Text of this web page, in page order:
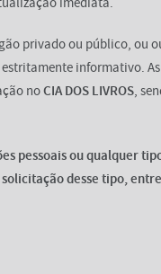
privado ou público, ou
informativo.
noCIA DOS LIVROS,
pessoais ou qualquer
desse tipo,